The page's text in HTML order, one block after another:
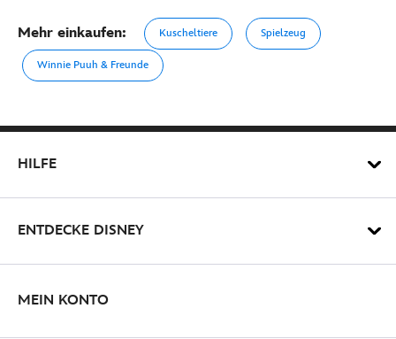
Mehr einkaufen: Kuscheltiere Spielzeug
Winnie Puuh & Freunde
HILFE
ENTDECKE DISNEY
MEIN KONTO